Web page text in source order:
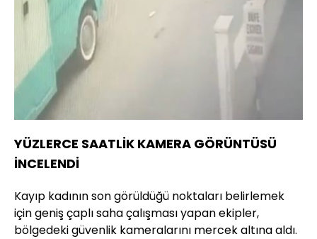
YÜZLERCE SAATLİK KAMERA GÖRÜNTÜSÜ
İNCELENDİ
Kayıp kadının son görüldüğü noktaları belirlemek
için geniş çaplı saha çalışması yapan ekipler,
bölgedeki güvenlik kameralarını mercek altına aldı.